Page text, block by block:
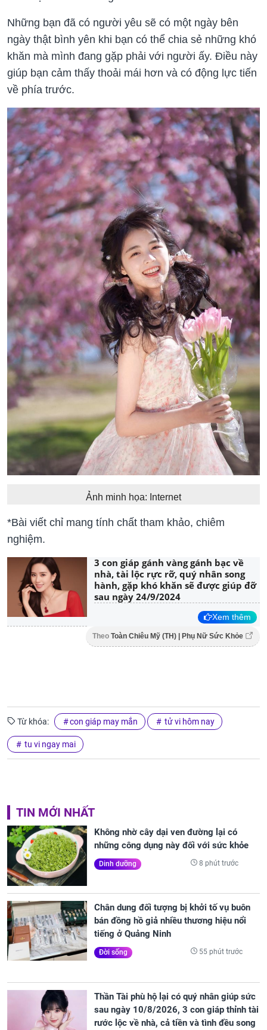
Những bạn đã có người yêu sẽ có một ngày bên
ngày thật bình yên khi bạn có thể chia sẻ những khó
khăn mà mình đang gặp phải với người ấy. Điều này
giúp bạn cảm thấy thoải mái hơn và có động lực tiến
về phía trước.
Ảnh minh họa: Internet
*Bài viết chỉ mang tính chất tham khảo, chiêm
nghiệm.
3 con giáp gánh vàng gánh bạc về
nhà, tài lộc rực rỡ, quý nhân song
hành, gặp khó khăn sẽ được giúp đỡ
sau ngày 24/9/2024
Xem thêm
Theo Toàn Chiêu Mỹ (TH) | Phụ Nữ Sức Khỏe
Từ khóa: con giáp may mắn tử vi hôm nay
tu vi ngay mai
TIN MỚI NHẤT
Không nhờ cây dại ven đường lại có
những công dụng này đối với sức khỏe
Dinh dưỡng 8 phút trước
Chân dung đối tượng bị khởi tố vụ buôn
bán đồng hồ giả nhiều thương hiệu nổi
tiếng ở Quảng Ninh
Đời sống 55 phút trước
Thần Tài phù hộ lại có quý nhân giúp sức
sau ngày 10/8/2026, 3 con giáp thỉnh tài
rước lộc về nhà, cả tiền và tình đều song